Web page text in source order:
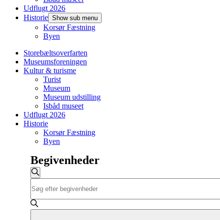
Udflugt 2026
Historie Show sub menu
Korsør Fæstning
Byen
Storebæltsoverfarten
Museumsforeningen
Kultur & turisme
Turist
Museum
Museum udstilling
Isbåd museet
Udflugt 2026
Historie
Korsør Fæstning
Byen
Begivenheder
Begivenheder
Søgning
og
visninger
Søg
efter
nøgleord.
Søg
efter